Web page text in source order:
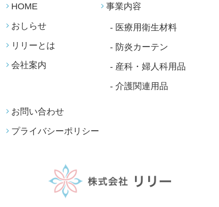
HOME
おしらせ
リリーとは
会社案内
事業内容
- 医療用衛生材料
- 防炎カーテン
- 産科・婦人科用品
- 介護関連用品
お問い合わせ
プライバシーポリシー